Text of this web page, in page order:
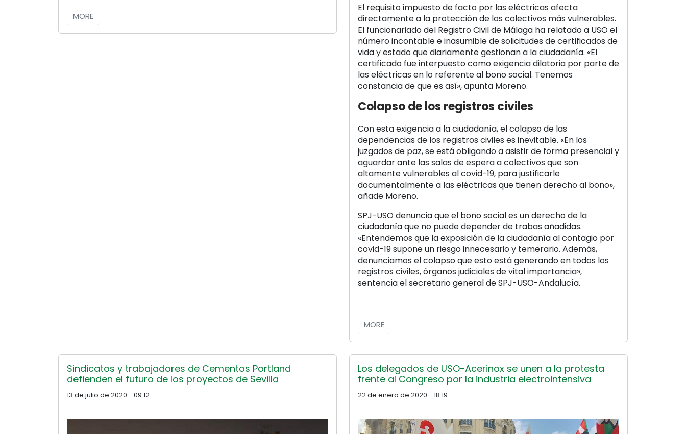
MORE
El requisito impuesto de facto por las eléctricas afecta
directamente a la protección de los colectivos más vulnerables.
El funcionariado del Registro Civil de Málaga ha relatado a USO el
número incontable e inasumible de solicitudes de certificados de
vida y estado que diariamente gestionan a la ciudadanía. «El
certificado fue interpuesto como exigencia dilatoria por parte de
las eléctricas en lo referente al bono social. Tenemos
constancia de que es así», apunta Moreno.
Colapso de los registros civiles
Con esta exigencia a la ciudadanía, el colapso de las
dependencias de los registros civiles es inevitable. «En los
juzgados de paz, se está obligando a asistir de forma presencial y
aguardar ante las salas de espera a colectivos que son
altamente vulnerables al covid-19, para justificarle
documentalmente a las eléctricas que tienen derecho al bono»,
añade Moreno.
SPJ-USO denuncia que el bono social es un derecho de la
ciudadanía que no puede depender de trabas añadidas.
«Entendemos que la exposición de la ciudadanía al contagio por
covid-19 supone un riesgo innecesario y temerario. Además,
denunciamos el colapso que esto está generando en todos los
registros civiles, órganos judiciales de vital importancia»,
sentencia el secretario general de SPJ-USO-Andalucía.
MORE
Sindicatos y trabajadores de Cementos Portland
defienden el futuro de los proyectos de Sevilla
13 de julio de 2020 - 09:12
Los delegados de USO-Acerinox se unen a la protesta
frente al Congreso por la industria electrointensiva
22 de enero de 2020 - 18:19